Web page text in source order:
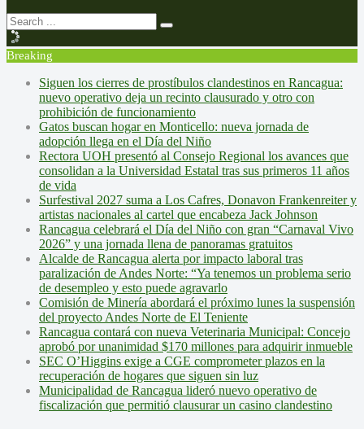
Breaking
Siguen los cierres de prostíbulos clandestinos en Rancagua:
nuevo operativo deja un recinto clausurado y otro con
prohibición de funcionamiento
Gatos buscan hogar en Monticello: nueva jornada de
adopción llega en el Día del Niño
Rectora UOH presentó al Consejo Regional los avances que
consolidan a la Universidad Estatal tras sus primeros 11 años
de vida
Surfestival 2027 suma a Los Cafres, Donavon Frankenreiter y
artistas nacionales al cartel que encabeza Jack Johnson
Rancagua celebrará el Día del Niño con gran “Carnaval Vivo
2026” y una jornada llena de panoramas gratuitos
Alcalde de Rancagua alerta por impacto laboral tras
paralización de Andes Norte: “Ya tenemos un problema serio
de desempleo y esto puede agravarlo
Comisión de Minería abordará el próximo lunes la suspensión
del proyecto Andes Norte de El Teniente
Rancagua contará con nueva Veterinaria Municipal: Concejo
aprobó por unanimidad $170 millones para adquirir inmueble
SEC O’Higgins exige a CGE comprometer plazos en la
recuperación de hogares que siguen sin luz
Municipalidad de Rancagua lideró nuevo operativo de
fiscalización que permitió clausurar un casino clandestino